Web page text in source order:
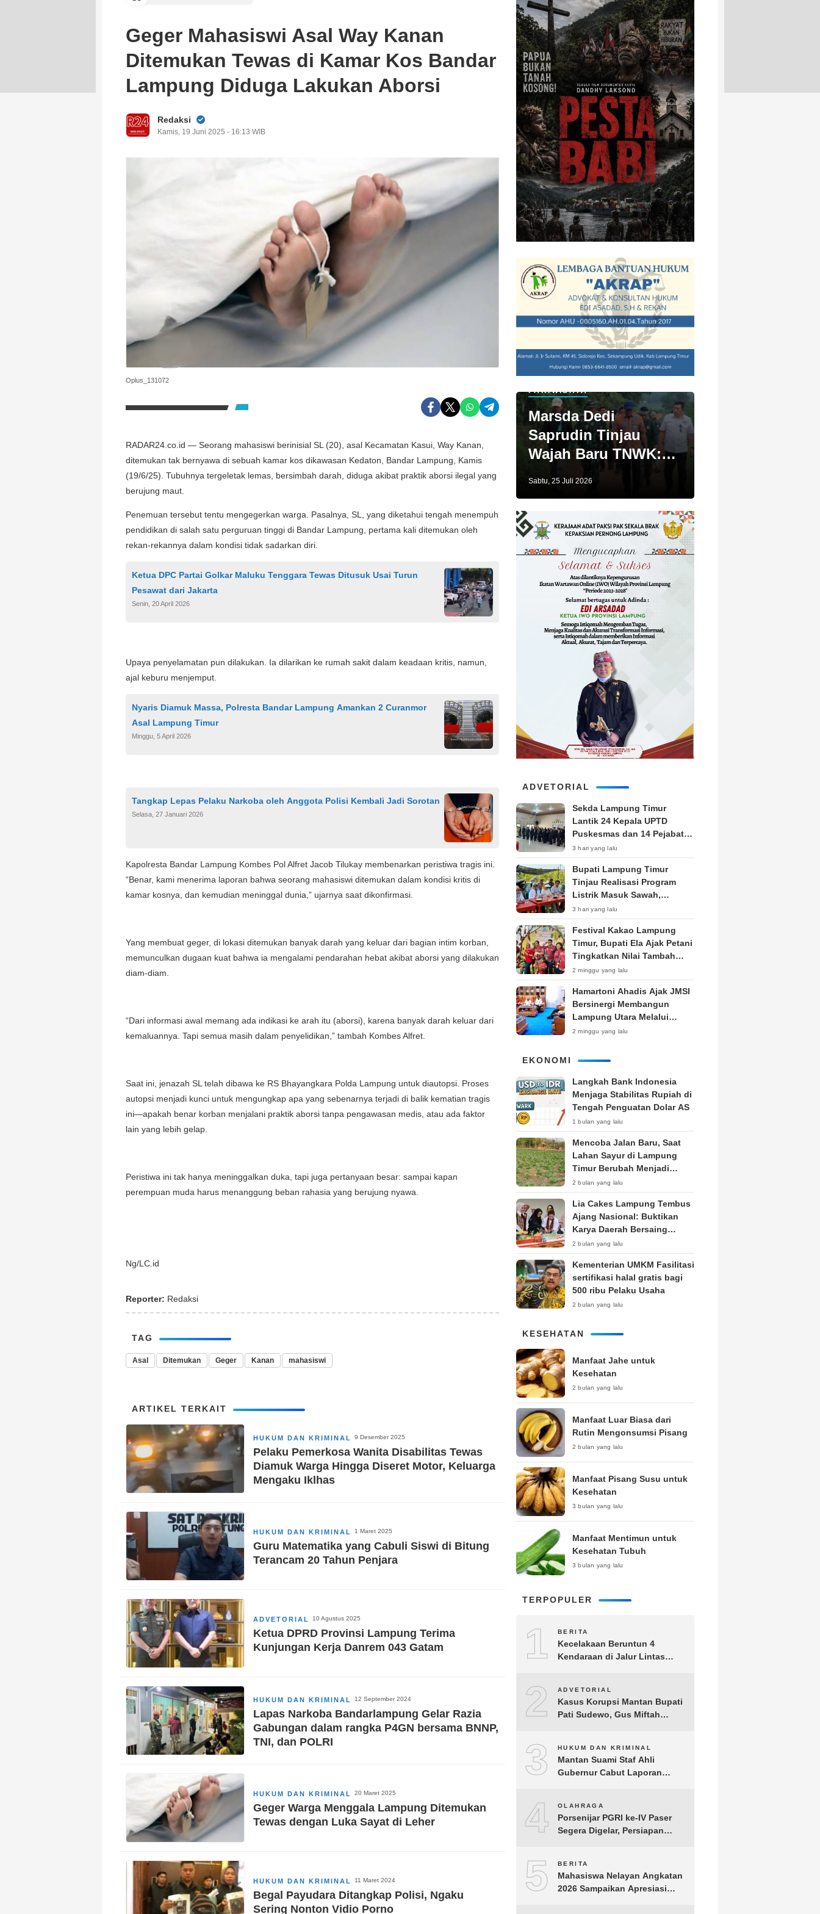
Geger Mahasiswi Asal Way Kanan
Ditemukan Tewas di Kamar Kos Bandar
Lampung Diduga Lakukan Aborsi
Redaksi
Kamis, 19 Juni 2025 - 16:13 WIB
Oplus_131072
RADAR24.co.id — Seorang mahasiswi berinisial SL (20), asal Kecamatan Kasui, Way Kanan,
ditemukan tak bernyawa di sebuah kamar kos dikawasan Kedaton, Bandar Lampung, Kamis
(19/6/25). Tubuhnya tergeletak lemas, bersimbah darah, diduga akibat praktik aborsi ilegal yang
berujung maut.
Penemuan tersebut tentu mengegerkan warga. Pasalnya, SL, yang diketahui tengah menempuh
pendidikan di salah satu perguruan tinggi di Bandar Lampung, pertama kali ditemukan oleh
rekan-rekannya dalam kondisi tidak sadarkan diri.
Ketua DPC Partai Golkar Maluku Tenggara Tewas Ditusuk Usai Turun
Pesawat dari Jakarta
Senin, 20 April 2026
Upaya penyelamatan pun dilakukan. Ia dilarikan ke rumah sakit dalam keadaan kritis, namun,
ajal keburu menjemput.
Nyaris Diamuk Massa, Polresta Bandar Lampung Amankan 2 Curanmor
Asal Lampung Timur
Minggu, 5 April 2026
Tangkap Lepas Pelaku Narkoba oleh Anggota Polisi Kembali Jadi Sorotan
Selasa, 27 Januari 2026
Kapolresta Bandar Lampung Kombes Pol Alfret Jacob Tilukay membenarkan peristiwa tragis ini.
“Benar, kami menerima laporan bahwa seorang mahasiswi ditemukan dalam kondisi kritis di
kamar kosnya, dan kemudian meninggal dunia,” ujarnya saat dikonfirmasi.
Yang membuat geger, di lokasi ditemukan banyak darah yang keluar dari bagian intim korban,
memunculkan dugaan kuat bahwa ia mengalami pendarahan hebat akibat aborsi yang dilakukan
diam-diam.
“Dari informasi awal memang ada indikasi ke arah itu (aborsi), karena banyak darah keluar dari
kemaluannya. Tapi semua masih dalam penyelidikan,” tambah Kombes Alfret.
Saat ini, jenazah SL telah dibawa ke RS Bhayangkara Polda Lampung untuk diautopsi. Proses
autopsi menjadi kunci untuk mengungkap apa yang sebenarnya terjadi di balik kematian tragis
ini—apakah benar korban menjalani praktik aborsi tanpa pengawasan medis, atau ada faktor
lain yang lebih gelap.
Peristiwa ini tak hanya meninggalkan duka, tapi juga pertanyaan besar: sampai kapan
perempuan muda harus menanggung beban rahasia yang berujung nyawa.
Ng/LC.id
Reporter: Redaksi
TAG
Asal Ditemukan Geger Kanan mahasiswi
ARTIKEL TERKAIT
HUKUM DAN KRIMINAL 9 Desember 2025
Pelaku Pemerkosa Wanita Disabilitas Tewas
Diamuk Warga Hingga Diseret Motor, Keluarga
Mengaku Iklhas
HUKUM DAN KRIMINAL 1 Maret 2025
Guru Matematika yang Cabuli Siswi di Bitung
Terancam 20 Tahun Penjara
ADVETORIAL 10 Agustus 2025
Ketua DPRD Provinsi Lampung Terima
Kunjungan Kerja Danrem 043 Gatam
HUKUM DAN KRIMINAL 12 September 2024
Lapas Narkoba Bandarlampung Gelar Razia
Gabungan dalam rangka P4GN bersama BNNP,
TNI, dan POLRI
HUKUM DAN KRIMINAL 20 Maret 2025
Geger Warga Menggala Lampung Ditemukan
Tewas dengan Luka Sayat di Leher
HUKUM DAN KRIMINAL 11 Maret 2024
Begal Payudara Ditangkap Polisi, Ngaku
Sering Nonton Vidio Porno
PARIWISATA
Marsda Dedi
Saprudin Tinjau
Wajah Baru TNWK:
Sabtu, 25 Juli 2026
ADVETORIAL
‎Sekda Lampung Timur
Lantik 24 Kepala UPTD
Puskesmas dan 14 Pejabat
Fungsional, Dorong Inovasi
dan Pelayanan Prima
3 hari yang lalu
Bupati Lampung Timur
Tinjau Realisasi Program
Listrik Masuk Sawah,
Siapkan Subsidi KWH untuk
Petani
3 hari yang lalu
‎Festival Kakao Lampung
Timur, Bupati Ela Ajak Petani
Tingkatkan Nilai Tambah
Produk
2 minggu yang lalu
Hamartoni Ahadis Ajak JMSI
Bersinergi Membangun
Lampung Utara Melalui
Pemberitaan
2 minggu yang lalu
EKONOMI
Langkah Bank Indonesia
Menjaga Stabilitas Rupiah di
Tengah Penguatan Dolar AS
1 bulan yang lalu
Mencoba Jalan Baru, Saat
Lahan Sayur di Lampung
Timur Berubah Menjadi
Kebun Tembakau
2 bulan yang lalu
Lia Cakes Lampung Tembus
Ajang Nasional: Buktikan
Karya Daerah Bersaing
Setara Kota Besar
2 bulan yang lalu
Kementerian UMKM Fasilitasi
sertifikasi halal gratis bagi
500 ribu Pelaku Usaha
2 bulan yang lalu
KESEHATAN
Manfaat Jahe untuk
Kesehatan
2 bulan yang lalu
Manfaat Luar Biasa dari
Rutin Mengonsumsi Pisang
2 bulan yang lalu
Manfaat Pisang Susu untuk
Kesehatan
3 bulan yang lalu
Manfaat Mentimun untuk
Kesehatan Tubuh
3 bulan yang lalu
TERPOPULER
1 BERITA
Kecelakaan Beruntun 4
Kendaraan di Jalur Lintas
2 ADVETORIAL
Kasus Korupsi Mantan Bupati
Pati Sudewo, Gus Miftah
3 HUKUM DAN KRIMINAL
Mantan Suami Staf Ahli
Gubernur Cabut Laporan
4 OLAHRAGA
Porsenijar PGRI ke-IV Paser
Segera Digelar, Persiapan
5 BERITA
Mahasiswa Nelayan Angkatan
2026 Sampaikan Apresiasi